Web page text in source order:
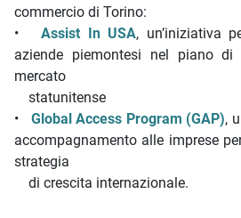
commercio di Torino:
•Assist In USA, un’iniziativa
aziende piemontesi nel piano di
mercato
statunitense
• Global Access Program (GAP),
accompagnamento alle imprese
strategia
di crescita internazionale.